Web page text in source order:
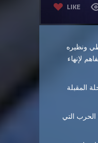
LIKE
ونظيره
لإنهاء
المقبلة
الحرب التي